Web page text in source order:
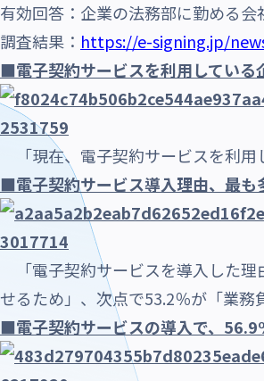
有効回答：企業の法務部に勤める会
調査結果： https://e-signing.jp/
■電子契約サービスを利用している
「現在、電子契約サービスを利用
■電子契約サービス導入理由、最
「電子契約サービスを導入した理
せるため」、次点で53.2％が「業務
■電子契約サービスの導入で、